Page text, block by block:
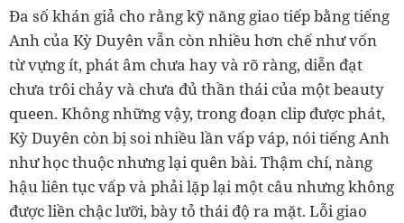
Đa số khán giả cho rằng kỹ năng giao tiếp bằng tiếng
Anh của Kỳ Duyên vẫn còn nhiều hơn chế như vốn
từ vựng ít, phát âm chưa hay và rõ ràng, diễn đạt
chưa trôi chảy và chưa đủ thần thái của một beauty
queen. Không những vậy, trong đoạn clip được phát,
Kỳ Duyên còn bị soi nhiều lần vấp váp, nói tiếng Anh
như học thuộc nhưng lại quên bài. Thậm chí, nàng
hậu liên tục vấp và phải lặp lại một câu nhưng không
được liền chậc lưỡi, bày tỏ thái độ ra mặt. Lỗi giao